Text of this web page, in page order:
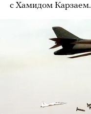
с Хамидом Карзаем.